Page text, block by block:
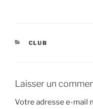
CATÉGORIES
CLUB
Laisser un
Votre adresse e-mail